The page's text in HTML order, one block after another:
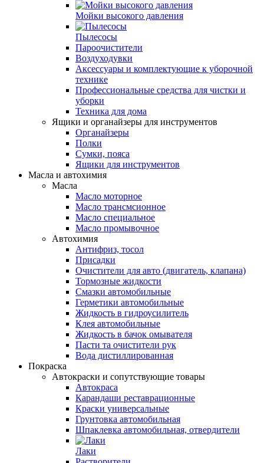
Мойки высокого давления
Пылесосы
Пароочистители
Воздуходувки
Аксессуары и комплектующие к уборочной
технике
Профессиональные средства для чистки и
уборки
Техника для дома
Ящики и органайзеры для инструментов
Органайзеры
Полки
Сумки, пояса
Ящики для инструментов
Масла и автохимия
Масла
Масло моторное
Масло трансмсионное
Масло специальное
Масло промывочное
Автохимия
Антифриз, тосол
Присадки
Очистители для авто (двигатель, клапана)
Тормозные жидкости
Смазки автомобильные
Герметики автомобильные
Жидкость в гидроусилитель
Клея автомобильные
Жидкость в бачок омывателя
Пасти та очистители рук
Вода дистиллированная
Покраска
Автокраски и сопутствующие товары
Автокраса
Карандаши реставрационные
Краски универсальные
Грунтовка автомобильная
Шпаклевка автомобильная, отвердители
Лаки